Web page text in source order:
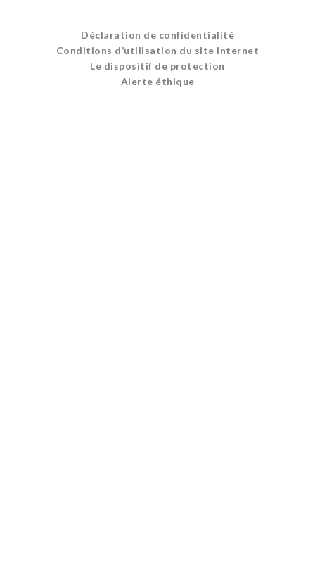
Déclaration de confidentialité
Conditions d’utilisation du site internet
Le dispositif de protection
Alerte éthique